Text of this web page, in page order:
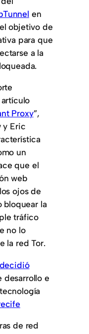
en
objetivo de
para que
a la
Proxy”,
y Eric
un
que el
web
ojos de
bloquear la
tráfico
no lo
la red Tor.
decidió
desarrollo e
de red